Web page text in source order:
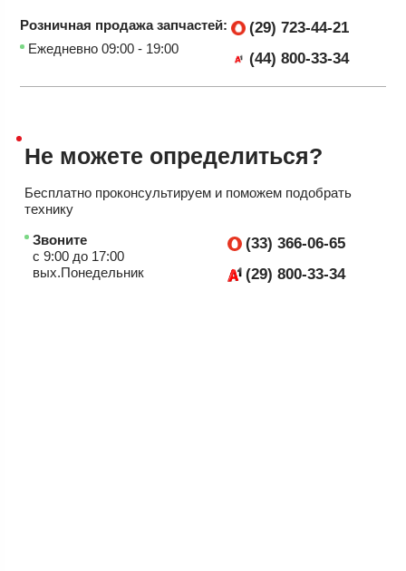
Розничная продажазапчастей:
Ежедневно 09:00 - 19:00
(29) 723-44-21
(44) 800-33-34
Не можете определиться?
Бесплатно проконсультируем и поможем подобрать
технику
Звоните
с 9:00 до 17:00
вых.Понедельник
(33) 366-06-65
(29) 800-33-34